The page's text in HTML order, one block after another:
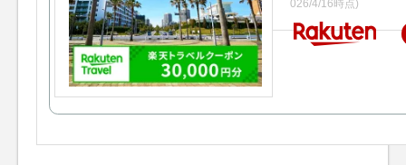
026/4/16時点)